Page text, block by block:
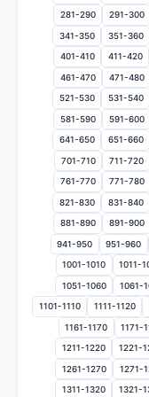
281-290 291-300
341-350 351-360
401-410 411-420
461-470 471-480
521-530 531-540
581-590 591-600
641-650 651-660
701-710 711-720
761-770 771-780
821-830 831-840
881-890 891-900
941-950 951-960
1001-1010 1011-
1051-1060 1061-
1101-1110 1111-1120
1161-1170 1171-
1211-1220 1221-
1261-1270 1271-
1311-1320 1321-